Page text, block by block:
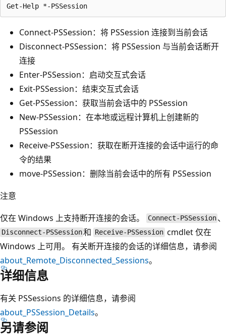
Connect-PSSession：将 PSSession 连接到当前会话
Disconnect-PSSession：将 PSSession 与当前会话断开
连接
Enter-PSSession：启动交互式会话
Exit-PSSession：结束交互式会话
Get-PSSession：获取当前会话中的 PSSession
New-PSSession：在本地或远程计算机上创建新的
PSSession
Receive-PSSession：获取在断开连接的会话中运行的命
令的结果
move-PSSession：删除当前会话中的所有 PSSession
注意
仅在 Windows 上支持断开连接的会话。
Connect-PSSession 、
Disconnect-PSSession和 Receive-PSSession cmdlet 仅在
Windows 上可用。 有关断开连接的会话的详细信息，请参阅
about_Remote_Disconnected_Sessions。
详细信息
有关 PSSessions 的详细信息，请参阅
about_PSSession_Details。
另请参阅